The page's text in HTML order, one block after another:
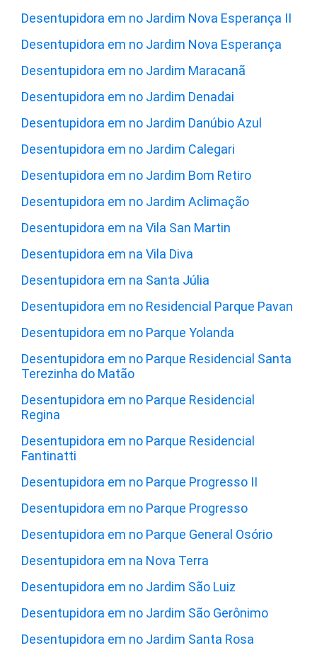
Desentupidora em no Jardim Nova Esperança II
Desentupidora em no Jardim Nova Esperança
Desentupidora em no Jardim Maracanã
Desentupidora em no Jardim Denadai
Desentupidora em no Jardim Danúbio Azul
Desentupidora em no Jardim Calegari
Desentupidora em no Jardim Bom Retiro
Desentupidora em no Jardim Aclimação
Desentupidora em na Vila San Martin
Desentupidora em na Vila Diva
Desentupidora em na Santa Júlia
Desentupidora em no Residencial Parque Pavan
Desentupidora em no Parque Yolanda
Desentupidora em no Parque Residencial Santa
Terezinha do Matão
Desentupidora em no Parque Residencial
Regina
Desentupidora em no Parque Residencial
Fantinatti
Desentupidora em no Parque Progresso II
Desentupidora em no Parque Progresso
Desentupidora em no Parque General Osório
Desentupidora em na Nova Terra
Desentupidora em no Jardim São Luiz
Desentupidora em no Jardim São Gerônimo
Desentupidora em no Jardim Santa Rosa